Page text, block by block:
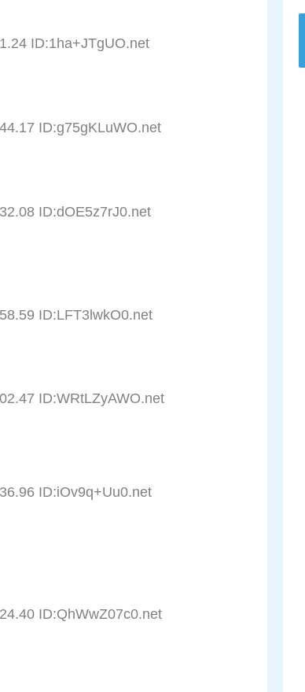
ID:1ha+JTgUO.net
ID:g75gKLuWO.net
ID:dOE5z7rJ0.net
ID:LFT3lwkO0.net
ID:WRtLZyAWO.net
ID:iOv9q+Uu0.net
ID:QhWwZ07c0.net